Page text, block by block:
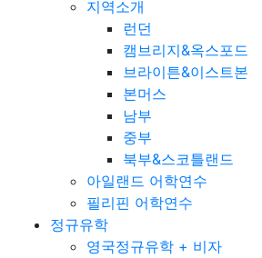
지역소개
런던
캠브리지&옥스포드
브라이튼&이스트본
본머스
남부
중부
북부&스코틀랜드
아일랜드 어학연수
필리핀 어학연수
정규유학
영국정규유학 + 비자